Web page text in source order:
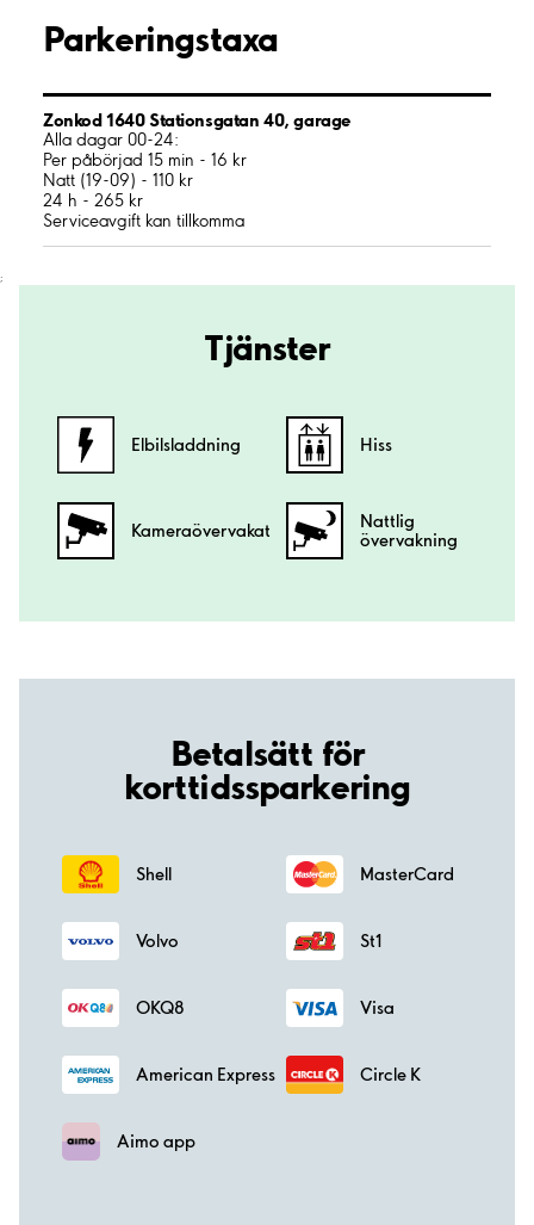
Parkeringstaxa
Zonkod 1640 Stationsgatan 40, garage
Alla dagar 00-24:
Per påbörjad 15 min - 16 kr
Natt (19-09) - 110 kr
24 h - 265 kr
Serviceavgift kan tillkomma
;
Tjänster
Elbilsladdning Hiss
Kamera­övervakat
Nattlig
övervakning
Betalsätt för
korttidssparkering
Shell MasterCard
Volvo St1
OKQ8 Visa
American Express Circle K
Aimo app